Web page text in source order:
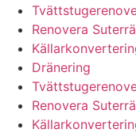
Renovera
Dränering
Renovera